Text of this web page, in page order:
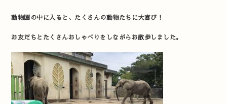
動物園の中に入ると、たくさんの動物たちに大喜び！
お友だちとたくさんおしゃべりをしながらお散歩しました。